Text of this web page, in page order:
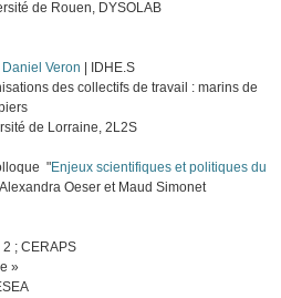
de Rouen, DYSOLAB
Daniel Veron | IDHE.S
des collectifs de travail : marins de
de Lorraine, 2L2S
"Enjeux scientifiques et politiques du
Oeser et Maud Simonet
2 ; CERAPS
»